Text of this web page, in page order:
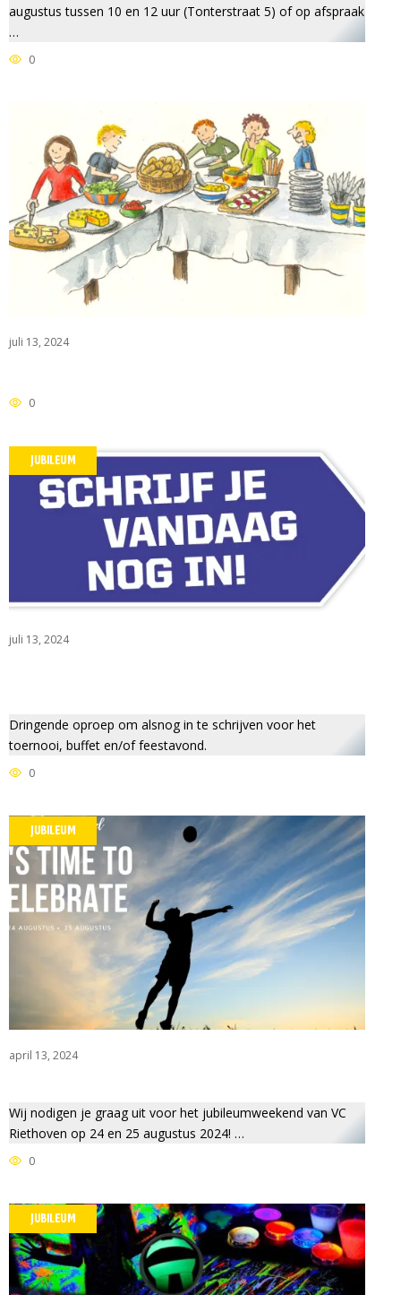
augustus tussen 10 en 12 uur (Tonterstraat 5) of op afspraak
…
0
juli 13, 2024
0
JUBILEUM
juli 13, 2024
Dringende oproep om alsnog in te schrijven voor het
toernooi, buffet en/of feestavond.
0
JUBILEUM
april 13, 2024
Wij nodigen je graag uit voor het jubileumweekend van VC
Riethoven op 24 en 25 augustus 2024! …
0
JUBILEUM